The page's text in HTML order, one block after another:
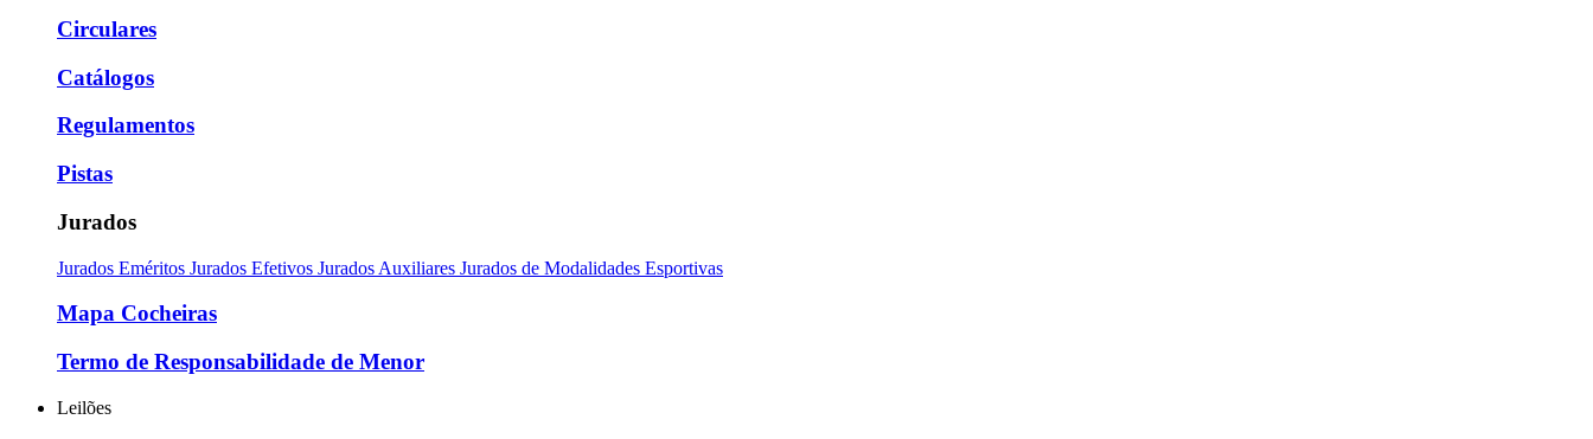
Circulares
Catálogos
Regulamentos
Pistas
Jurados
Jurados Eméritos Jurados Efetivos Jurados Auxiliares Jurados de Modalidades Esportivas
Mapa Cocheiras
Termo de Responsabilidade de Menor
Leilões